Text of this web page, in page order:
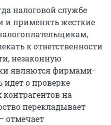
налоговой службе
и применять жесткие
к ответственности
незаконную
являются фирмами-
идет о проверке
на
перекладывает
отмечает